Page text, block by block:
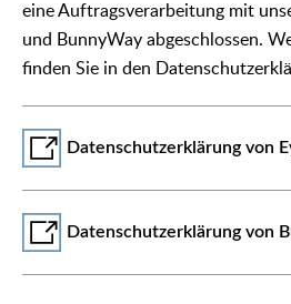
eine Auftragsverarbeitung mit
und BunnyWay abgeschlossen.
finden Sie in den
Datenschutzerklärung von
Datenschutzerklärung von